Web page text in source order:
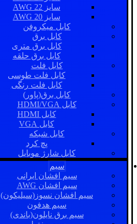
سایز AWG 22
سایز AWG 20
کابل میکروفن
کابل برق
کابل برق متری
کابل برق حلقه
کابل فلت
کابل فلت طوسی
کابل فلت رنگی
کابل برق(پاور)
کابل HDMI/VGA
کابل HDMI
کابل VGA
کابل شبکه
پچ کرد
کابل شارژ موبایل
سیم
سیم افشان ایرانی
سیم افشان AWG
سیم افشان نسوز(سیلیکون)
سیم هدفون
سیم برق نایلون(باندی)